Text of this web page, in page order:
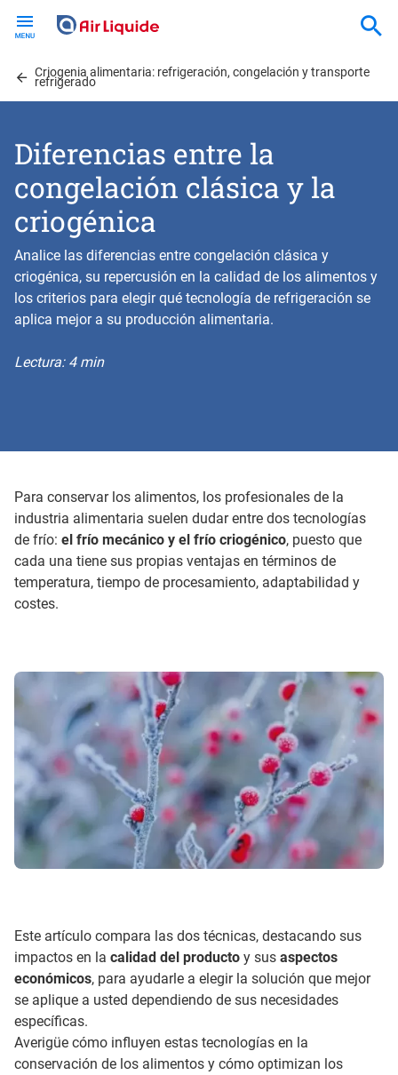
content
Criogenia alimentaria: refrigeración, congelación y transporte
refrigerado
Diferencias entre la
congelación clásica y la
criogénica
Analice las diferencias entre congelación clásica y
criogénica, su repercusión en la calidad de los alimentos y
los criterios para elegir qué tecnología de refrigeración se
aplica mejor a su producción alimentaria.
Lectura: 4 min
Para conservar los alimentos, los profesionales de la
industria alimentaria suelen dudar entre dos tecnologías
de frío: el frío mecánico y el frío criogénico, puesto que
cada una tiene sus propias ventajas en términos de
temperatura, tiempo de procesamiento, adaptabilidad y
costes.
Este artículo compara las dos técnicas, destacando sus
impactos en la calidad del producto y sus aspectos
económicos, para ayudarle a elegir la solución que mejor
se aplique a usted dependiendo de sus necesidades
específicas.
Averigüe cómo influyen estas tecnologías en la
conservación de los alimentos y cómo optimizan los